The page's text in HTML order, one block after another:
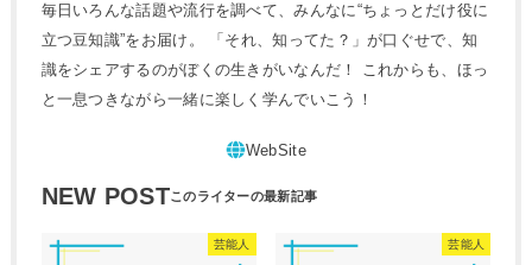
毎日いろんな話題や流行を調べて、みんなに“ちょっとだけ役に
立つ豆知識”をお届け。 「それ、知ってた？」が口ぐせで、知
識をシェアするのがぼくの生きがいなんだ！ これからも、ほっ
と一息つきながら一緒に楽しく学んでいこう！
NEW POST
芸能人 芸能人